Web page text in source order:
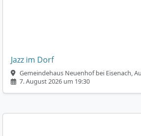
Jazz im Dorf
Gemeindehaus Neuenhof bei Eisenach,
7. August 2026 um 19:30